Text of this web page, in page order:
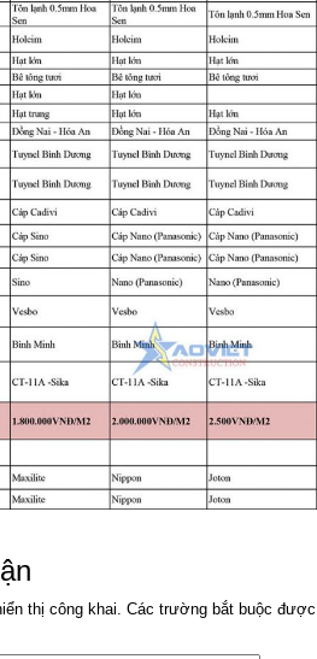
thị công khai. Các trường bắt buộc được